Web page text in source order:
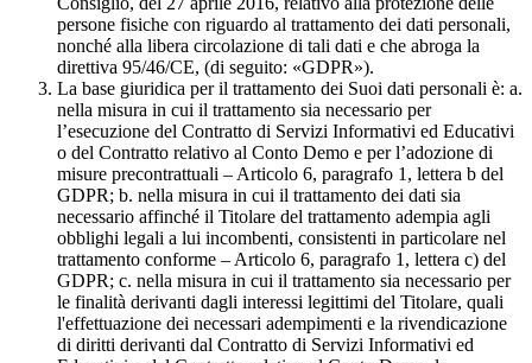
persone fisiche con riguardo al trattamento dei dati personali,
nonché alla libera circolazione di tali dati e che abroga la
direttiva 95/46/CE, (di seguito: «GDPR»).
La base giuridica per il trattamento dei Suoi dati personali è: a.
nella misura in cui il trattamento sia necessario per
l’esecuzione del Contratto di Servizi Informativi ed Educativi
o del Contratto relativo al Conto Demo e per l’adozione di
misure precontrattuali – Articolo 6, paragrafo 1, lettera b del
GDPR; b. nella misura in cui il trattamento dei dati sia
necessario affinché il Titolare del trattamento adempia agli
obblighi legali a lui incombenti, consistenti in particolare nel
trattamento conforme – Articolo 6, paragrafo 1, lettera c) del
GDPR; c. nella misura in cui il trattamento sia necessario per
le finalità derivanti dagli interessi legittimi del Titolare, quali
l'effettuazione dei necessari adempimenti e la rivendicazione
di diritti derivanti dal Contratto di Servizi Informativi ed